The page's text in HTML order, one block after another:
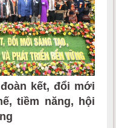
kết, đổi mới
tiềm năng, hội